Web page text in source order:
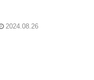
2024.08.26